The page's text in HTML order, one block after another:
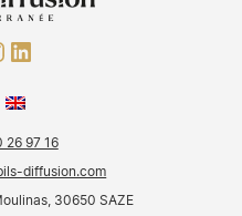
26 97 16
diffusion.com
30650 SAZE